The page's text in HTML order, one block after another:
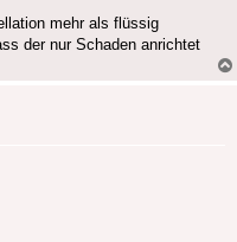
mehr als flüssig
der nur Schaden anrichtet